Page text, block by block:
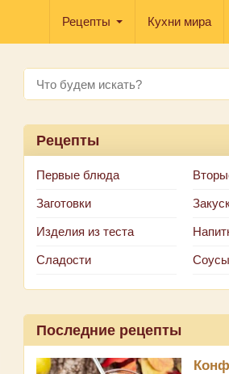
Рецепты Кухни мира
Рецепты
Первые блюда
Заготовки
Изделия из теста
Сладости Соусы
Последние рецепты